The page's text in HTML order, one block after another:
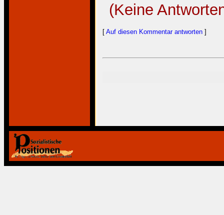
(Keine
[ Auf diesen Kommentar antworten ]